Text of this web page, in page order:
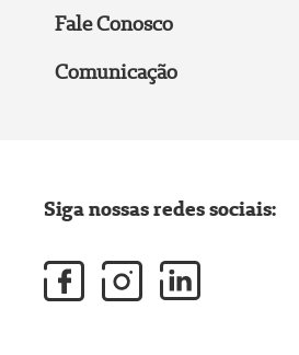
Fale Conosco
Comunicação
Siga nossas redes sociais: